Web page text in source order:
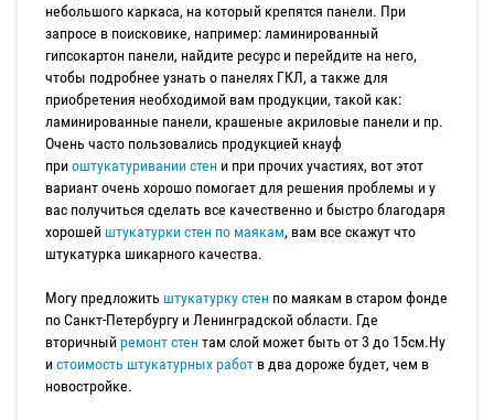
небольшого каркаса, на который крепятся панели. При
запросе в поисковике, например: ламинированный
гипсокартон панели, найдите ресурс и перейдите на него,
чтобы подробнее узнать о панелях ГКЛ, а также для
приобретения необходимой вам продукции, такой как:
ламинированные панели, крашеные акриловые панели и пр.
Очень часто пользовались продукцией кнауф
приоштукатуривании стен и при прочих участиях, вот этот
вариант очень хорошо помогает для решения проблемы и у
вас получиться сделать все качественно и быстро благодаря
хорошей штукатурки стен по маякам, вам все скажут что
штукатурка шикарного качества.
Могу предложить штукатурку стен по маякам в старом фонде
по Санкт-Петербургу и Ленинградской области. Где
вторичныйремонт стентам слой может быть от 3 до 15см.Ну
истоимость штукатурных работ в два дороже будет, чем в
новостройке.